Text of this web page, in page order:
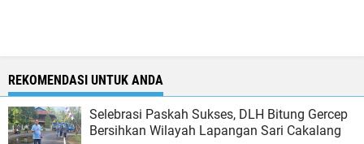
REKOMENDASI UNTUK ANDA
Selebrasi Paskah Sukses, DLH Bitung Gercep
Bersihkan Wilayah Lapangan Sari Cakalang